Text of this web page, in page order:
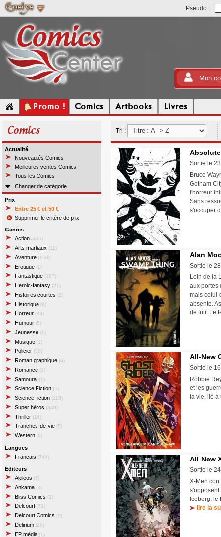
Pseudo :
Mon
Promo ! Comics Artbooks Livres
Comics
Actualité
Nouveautés Comics
Meilleures ventes Comics
Tous les Comics
Changer de catégorie
Prix
Entre 25 € et 50 €
Supprimer le critère de prix
Genres
Action (445)
Arts martiaux (11)
Aventure (156)
Erotique (1)
Fantastique (187)
Heroic-fantasy (21)
Histoires courtes (2)
Historique (9)
Horreur (23)
Humour (5)
Jeunesse (1)
Musique (1)
Policier (30)
Roman graphique (6)
Romance (1)
Samourai (1)
Science Fiction (5)
Science-fiction (115)
Super héros (340)
Thriller (14)
Tranches-de-vie (5)
Western (5)
Langues
Français (744)
Editeurs
Akileos (5)
Ankama (2)
Bliss Comics (2)
Delcourt (71)
Delcourt Comics (2)
Delirium (20)
EP média (1)
Tri :
Absolute
Sortie le
Bruce
Gotham
l'horreur
Sans
s'occuper
Alan
Sortie le
Loin de la
aux portes
mais celui-
absente.
de fuir. Le
All-New
Sortie le
Robbie
et les
la vie, lié
All-New
Sortie le
X-Men
s'opposent
Iceberg,
lire la